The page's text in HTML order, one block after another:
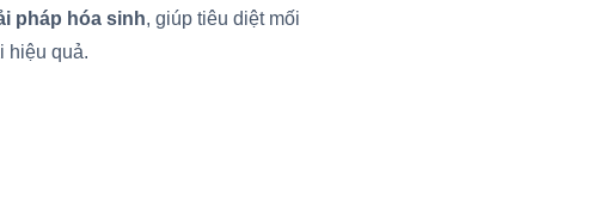
pháp hóa sinh, giúp tiêu diệt mối
hiệu quả.